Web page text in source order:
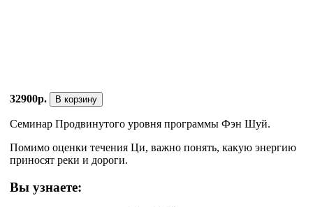
32900р. В корзину
Семинар Продвинутого уровня программы Фэн Шуй.
Помимо оценки течения Ци, важно понять, какую энергию
приносят реки и дороги.
Вы узнаете: